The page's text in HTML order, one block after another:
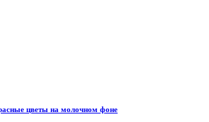
цветы на молочном фоне